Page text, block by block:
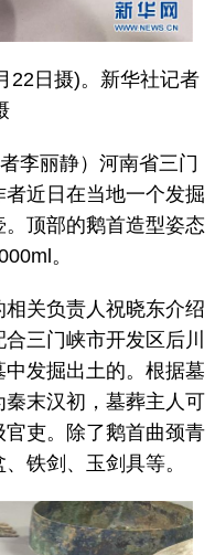
22日摄)。新华社记者
丽静）河南省三门
近日在当地一个发掘
顶部的鹅首造型姿态
。
关负责人祝晓东介绍
三门峡市开发区后川
发掘出土的。根据墓
末汉初，墓葬主人可
吏。除了鹅首曲颈青
铁剑、玉剑具等。